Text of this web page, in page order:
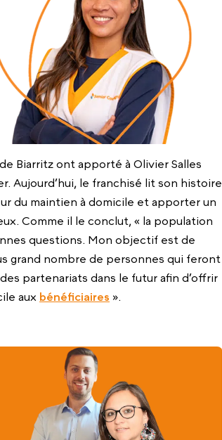
Biarritz ont apporté à Olivier Salles
Aujourd’hui, le franchisé lit son histoire
du maintien à domicile et apporter un
Comme il le conclut, « la population
questions. Mon objectif est de
grand nombre de personnes qui feront
partenariats dans le futur afin d’offrir
aux bénéficiaires ».